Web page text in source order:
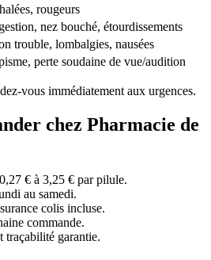
rougeurs
nez bouché, étourdissements
trouble, lombalgies, nausées
perte soudaine de vue/audition
vous immédiatement aux urgences.
chez Pharmacie de
€ à 3,25 € par pilule.
au samedi.
colis incluse.
commande.
traçabilité garantie.